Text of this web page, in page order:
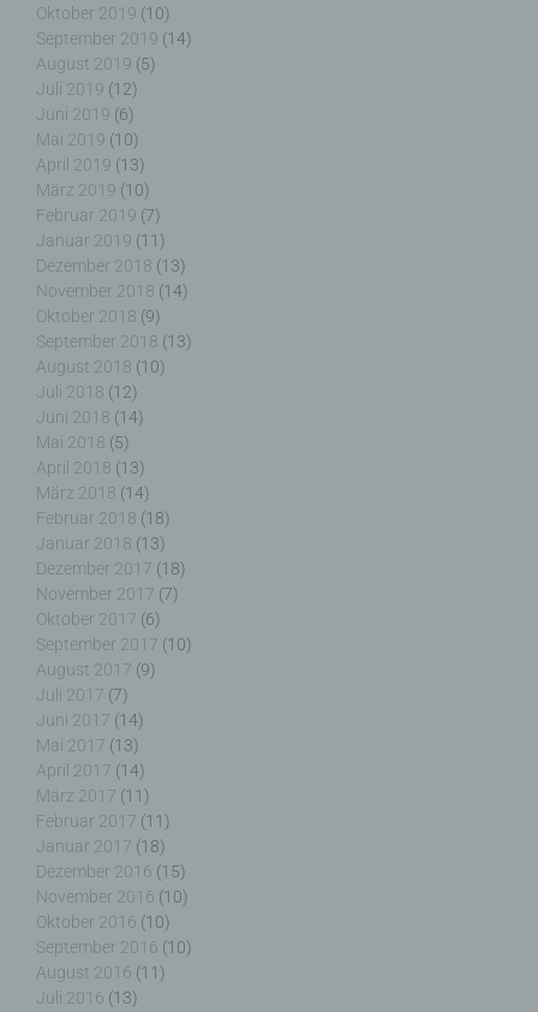
Oktober 2019 (10)
September 2019 (14)
August 2019 (5)
Juli 2019 (12)
Juni 2019 (6)
Mai 2019 (10)
April 2019 (13)
März 2019 (10)
Februar 2019 (7)
Januar 2019 (11)
Dezember 2018 (13)
November 2018 (14)
Oktober 2018 (9)
September 2018 (13)
August 2018 (10)
Juli 2018 (12)
Juni 2018 (14)
Mai 2018 (5)
April 2018 (13)
März 2018 (14)
Februar 2018 (18)
Januar 2018 (13)
Dezember 2017 (18)
November 2017 (7)
Oktober 2017 (6)
September 2017 (10)
August 2017 (9)
Juli 2017 (7)
Juni 2017 (14)
Mai 2017 (13)
April 2017 (14)
März 2017 (11)
Februar 2017 (11)
Januar 2017 (18)
Dezember 2016 (15)
November 2016 (10)
Oktober 2016 (10)
September 2016 (10)
August 2016 (11)
Juli 2016 (13)
f) Pseudonymisierung
Pseudonymisierung ist die Verarbeitung
personenbezogener Daten in einer Weise, auf
welche die personenbezogenen Daten ohne
Hinzuziehung zusätzlicher Informationen nicht
mehr einer spezifischen betroffenen Person
zugeordnet werden können, sofern diese
zusätzlichen Informationen gesondert aufbewahrt
werden und technischen und organisatorischen
Maßnahmen unterliegen, die gewährleisten, dass
die personenbezogenen Daten nicht einer
identifizierten oder identifizierbaren natürlichen
Person zugewiesen werden.
g) Verantwortlicher oder für die Verarbeitung
Verantwortlicher
Verantwortlicher oder für die Verarbeitung
Verantwortlicher ist die natürliche oder juristische
Person, Behörde, Einrichtung oder andere Stelle,
die allein oder gemeinsam mit anderen über die
Zwecke und Mittel der Verarbeitung von
personenbezogenen Daten entscheidet. Sind die
Zwecke und Mittel dieser Verarbeitung durch das
Unionsrecht oder das Recht der Mitgliedstaaten
vorgegeben, so kann der Verantwortliche
beziehungsweise können die bestimmten Kriterien
seiner Benennung nach dem Unionsrecht oder
dem Recht der Mitgliedstaaten vorgesehen
werden.